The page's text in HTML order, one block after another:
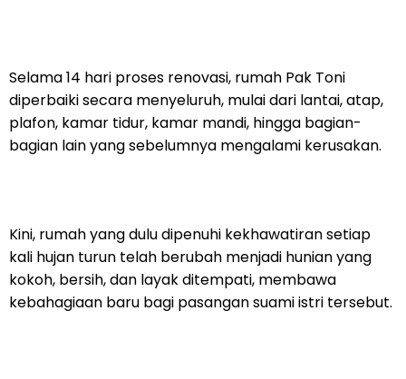
Selama 14 hari proses renovasi, rumah Pak Toni
diperbaiki secara menyeluruh, mulai dari lantai, atap,
plafon, kamar tidur, kamar mandi, hingga bagian-
bagian lain yang sebelumnya mengalami kerusakan.
Kini, rumah yang dulu dipenuhi kekhawatiran setiap
kali hujan turun telah berubah menjadi hunian yang
kokoh, bersih, dan layak ditempati, membawa
kebahagiaan baru bagi pasangan suami istri tersebut.